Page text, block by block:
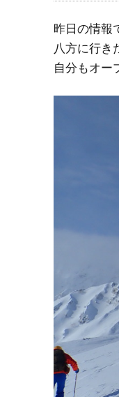
昨日の情報
八方に行き
自分もオー